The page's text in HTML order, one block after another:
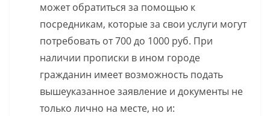
может обратиться за помощью к
посредникам, которые за свои услуги могут
потребовать от 700 до 1000 руб. При
наличии прописки в ином городе
гражданин имеет возможность подать
вышеуказанное заявление и документы не
только лично на месте, но и: